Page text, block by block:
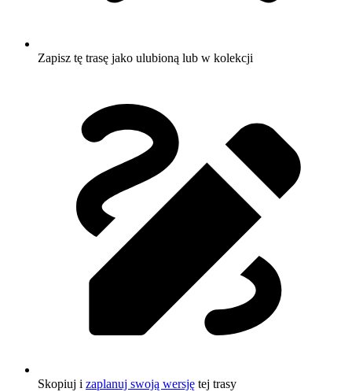
Zapisz tę trasę jako ulubioną lub w kolekcji
Skopiuj i zaplanuj swoją wersję tej trasy